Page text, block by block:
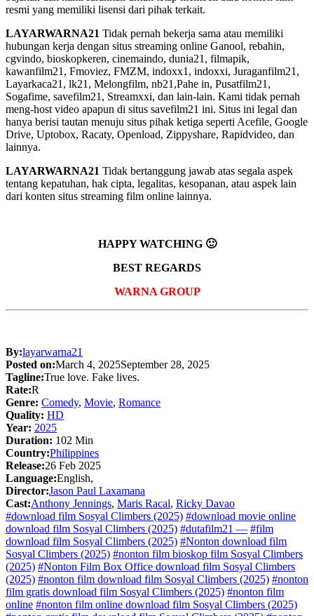
resmi yang memiliki lisensi dari pihak terkait.
LAYARWARNA21 Tidak pernah bekerja sama atau memiliki
hubungan kerja dengan situs streaming online Ganool, rebahin,
cgvindo, bioskopkeren, cinemaindo, dunia21, filmapik,
kawanfilm21, Fmoviez, FMZM, indoxx1, indoxxi, Juraganfilm21,
Layarkaca21, lk21, Melongfilm, nb21,Pahe in, Pusatfilm21,
Sogafime, savefilm21, Streamxxi, dan lain-lain. Kami tidak pernah
meng-host video apapun di situs savefilm21 ini. Situs ini legal dan
hanya berisi tautan menuju situs pihak ketiga seperti Acefile, Google
Drive, Uptobox, Racaty, Openload, Zippyshare, Rapidvideo, dan
lainnya.
LAYARWARNA21 Tidak bertanggung jawab atas segala aspek
tentang kepatuhan, hak cipta, legalitas, kesopanan, atau aspek lain
dari konten situs streaming film online lainnya.
HAPPY WATCHING 🙂
BEST REGARDS
WARNA GROUP
By:layarwarna21
Posted on:March 4, 2025September 28, 2025
Tagline:True love. Fake lives.
Rate:R
Genre: Comedy, Movie, Romance
Quality: HD
Year: 2025
Duration: 102 Min
Country:Philippines
Release:26 Feb 2025
Language:English,
Director:Jason Paul Laxamana
Cast:Anthony Jennings, Maris Racal, Ricky Davao
#download film Sosyal Climbers (2025) #download movie online
download film Sosyal Climbers (2025) #dutafilm21 — #film
download film Sosyal Climbers (2025) #Nonton download film
Sosyal Climbers (2025) #nonton film bioskop film Sosyal Climbers
(2025) #Nonton Film Box Office download film Sosyal Climbers
(2025) #nonton film download film Sosyal Climbers (2025) #nonton
film gratis download film Sosyal Climbers (2025) #nonton film
online #nonton film online download film Sosyal Climbers (2025)